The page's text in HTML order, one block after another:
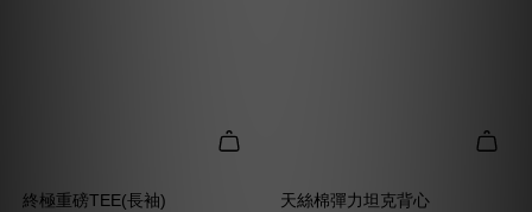
終極重磅TEE(長袖) 天絲棉彈力坦克背心